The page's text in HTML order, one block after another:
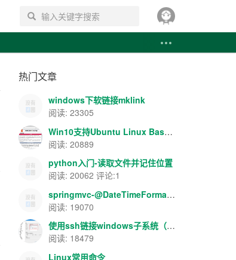
搜索
热门文章
windows下软链接mklink
阅读: 23305
Win10支持Ubuntu Linux Bash-apache+php+mysql环境搭建
阅读: 20889
python入门-读取文件并记住位置
阅读: 20062 评论:1
springmvc-@DateTimeFormat/@NumberFormat数据格式转换
阅读: 19070
使用ssh链接windows子系统（Ubuntu）
阅读: 18479
Linux常用命令